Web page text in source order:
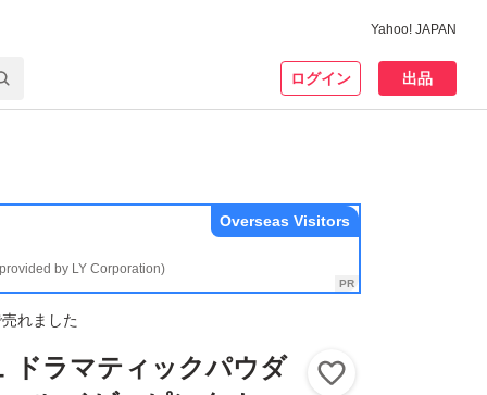
Yahoo! JAPAN
ログイン 出品
by LY Corporation)
Overseas Visitors
れました
ドラマティックパウダ